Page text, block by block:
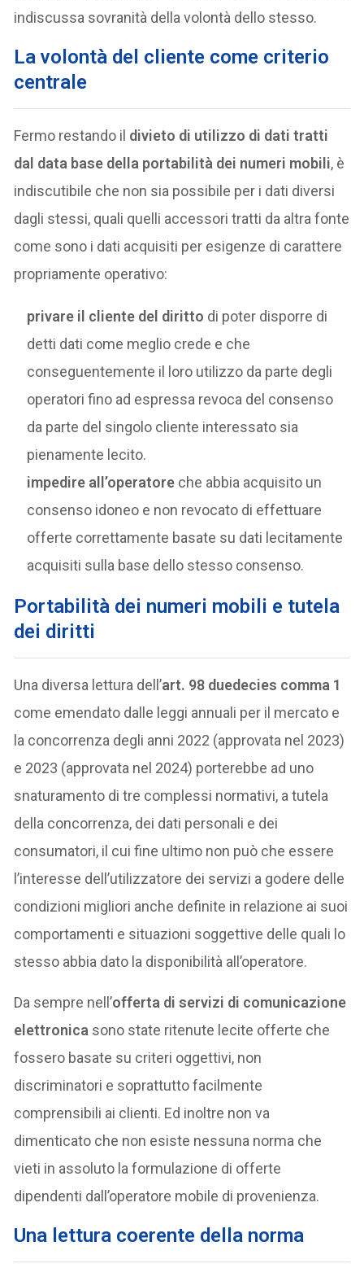
indiscussa sovranità della volontà dello stesso.
La volontà del cliente come criterio
centrale
Fermo restando il divieto di utilizzo di dati tratti
dal data base della portabilità dei numeri mobili, è
indiscutibile che non sia possibile per i dati diversi
dagli stessi, quali quelli accessori tratti da altra fonte
come sono i dati acquisiti per esigenze di carattere
propriamente operativo:
privare il cliente del diritto di poter disporre di
detti dati come meglio crede e che
conseguentemente il loro utilizzo da parte degli
operatori fino ad espressa revoca del consenso
da parte del singolo cliente interessato sia
pienamente lecito.
impedire all’operatore che abbia acquisito un
consenso idoneo e non revocato di effettuare
offerte correttamente basate su dati lecitamente
acquisiti sulla base dello stesso consenso.
Portabilità dei numeri mobili e tutela
dei diritti
Una diversa lettura dell’art. 98 duedecies comma 1
come emendato dalle leggi annuali per il mercato e
la concorrenza degli anni 2022 (approvata nel 2023)
e 2023 (approvata nel 2024) porterebbe ad uno
snaturamento di tre complessi normativi, a tutela
della concorrenza, dei dati personali e dei
consumatori, il cui fine ultimo non può che essere
l’interesse dell’utilizzatore dei servizi a godere delle
condizioni migliori anche definite in relazione ai suoi
comportamenti e situazioni soggettive delle quali lo
stesso abbia dato la disponibilità all’operatore.
Da sempre nell’offerta di servizi di comunicazione
elettronica sono state ritenute lecite offerte che
fossero basate su criteri oggettivi, non
discriminatori e soprattutto facilmente
comprensibili ai clienti. Ed inoltre non va
dimenticato che non esiste nessuna norma che
vieti in assoluto la formulazione di offerte
dipendenti dall’operatore mobile di provenienza.
Una lettura coerente della norma